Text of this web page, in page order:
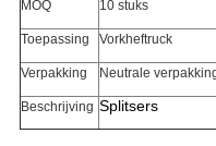
MOQ 10 stuks
Toepassing Vorkheftruck
Verpakking Neutrale
Beschrijving Splitsers